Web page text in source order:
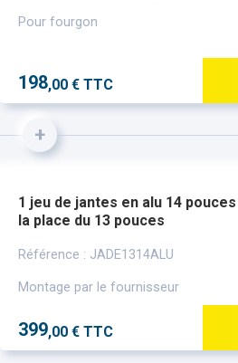
Pour fourgon
198,00 € TTC
+
1 jeu de jantes en alu 14
la place du 13 pouces
Référence : JADE1314ALU
Montage par le fournisseur
399,00 € TTC